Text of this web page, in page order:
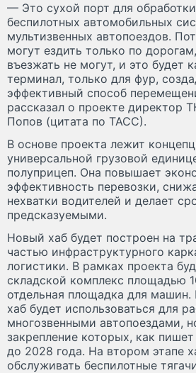
— Это сухой порт для
беспилотных автомобильных
мультизвенных автопоездов.
могут ездить только по
въезжать не могут, и это будет
терминал, только для фур,
эффективный способ
рассказал о проекте директор
Попов (цитата по ТАСС).
В основе проекта лежит
универсальной грузовой
полуприцеп. Она повышает
эффективность перевозки,
нехватки водителей и делает
предсказуемыми.
Новый хаб будет построен на
частью инфраструктурного
логистики. В рамках проекта
складской комплекс площадью
отдельная площадка для машин.
хаб будет использоваться для
многозвенными автопоездами,
закрепление которых, как
до 2028 года. На втором этапе
обслуживать беспилотные